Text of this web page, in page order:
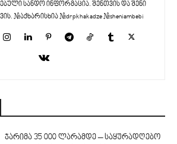
სანდო ინფორმაცია. შენთვის და შენი
#აქხარისხია #drpkhakadze #sheniambebi
ჯარიმა 35 000 ლარამდე – საყურადღებო